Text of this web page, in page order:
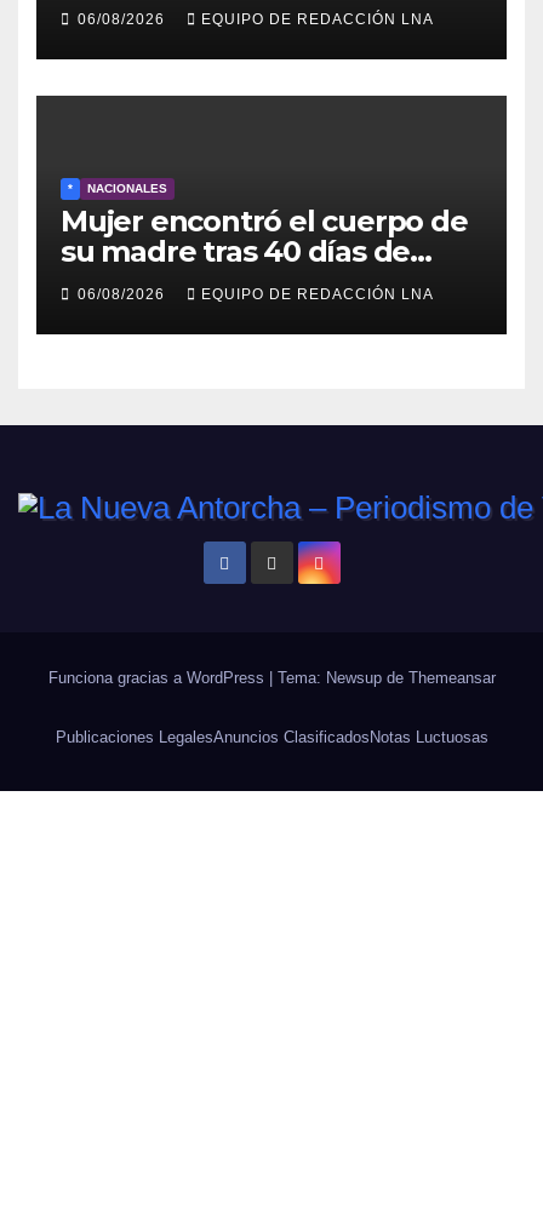
escombros
06/08/2026 EQUIPO DE REDACCIÓN LNA
* NACIONALES
Mujer encontró el cuerpo de
su madre tras 40 días de
búsqueda en Tanaguarena
06/08/2026 EQUIPO DE REDACCIÓN LNA
Funciona gracias a WordPress Tema: Newsup de Themeansar
Publicaciones LegalesAnuncios ClasificadosNotas Luctuosas